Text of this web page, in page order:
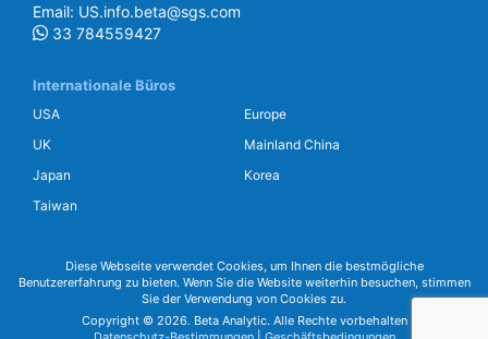
Email: US.info.beta@sgs.com
33 784559427
Internationale Büros
USA
Europe
UK
Mainland China
Japan
Korea
Taiwan
Diese Webseite verwendet Cookies, um Ihnen die bestmögliche
Benutzererfahrung zu bieten. Wenn Sie die Website weiterhin besuchen, stimmen
Sie der Verwendung von Cookies zu.
Copyright © 2026. Beta Analytic. Alle Rechte vorbehalten